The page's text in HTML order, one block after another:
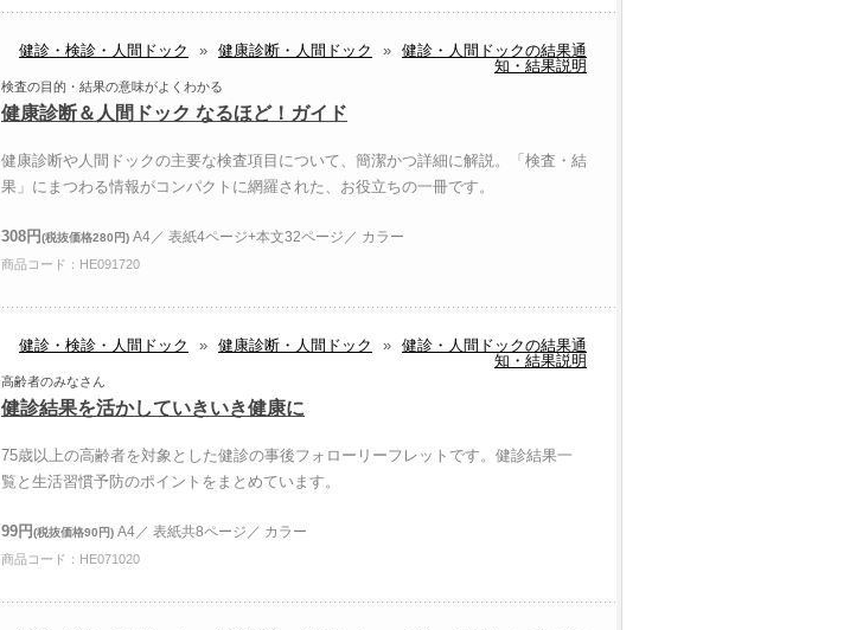
健診・検診・人間ドック » 健康診断・人間ドック » 健診・人間ドックの結果通
知・結果説明
検査の目的・結果の意味がよくわかる
健康診断＆人間ドック なるほど！ガイド
健康診断や人間ドックの主要な検査項目について、簡潔かつ詳細に解説。「検査・結
果」にまつわる情報がコンパクトに網羅された、お役立ちの一冊です。
308円(税抜価格280円) A4／ 表紙4ページ+本文32ページ／ カラー
商品コード：HE091720
健診・検診・人間ドック » 健康診断・人間ドック » 健診・人間ドックの結果通
知・結果説明
高齢者のみなさん
健診結果を活かしていきいき健康に
75歳以上の高齢者を対象とした健診の事後フォローリーフレットです。健診結果一
覧と生活習慣予防のポイントをまとめています。
99円(税抜価格90円) A4／ 表紙共8ページ／ カラー
商品コード：HE071020